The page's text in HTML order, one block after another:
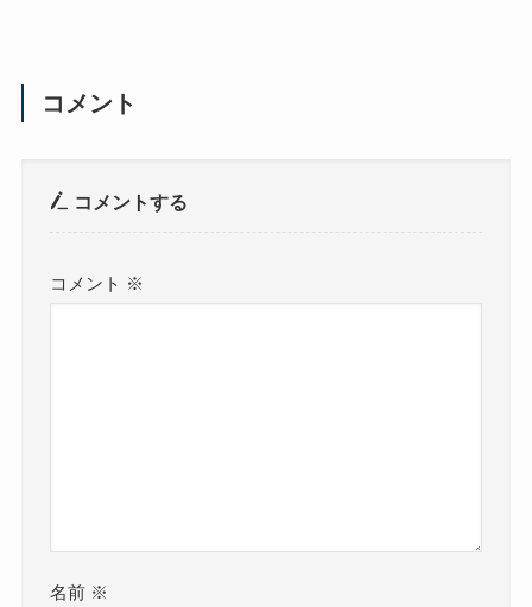
コメント
コメントする
コメント ※
名前 ※